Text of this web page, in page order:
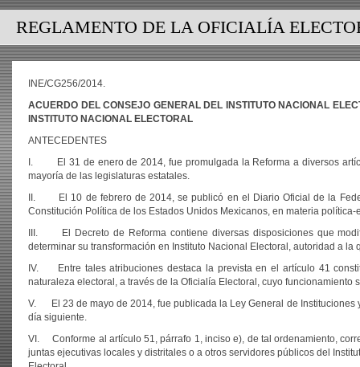
REGLAMENTO DE LA OFICIALÍA
INE/CG256/2014.
ACUERDO DEL CONSEJO GENERAL DEL INSTITUTO NACIONAL
INSTITUTO NACIONAL ELECTORAL
ANTECEDENTES
I. El 31 de enero de 2014, fue promulgada la Reforma a diversos
mayoría de las legislaturas estatales.
II. El 10 de febrero de 2014, se publicó en el Diario Oficial de la
Constitución Política de los Estados Unidos Mexicanos, en materia política-
III. El Decreto de Reforma contiene diversas disposiciones que
determinar su transformación en Instituto Nacional Electoral, autoridad a
IV. Entre tales atribuciones destaca la prevista en el artículo 41
naturaleza electoral, a través de la Oficialía Electoral, cuyo funcionamiento
V. El 23 de mayo de 2014, fue publicada la Ley General de Instituciones
día siguiente.
VI. Conforme al artículo 51, párrafo 1, inciso e), de tal ordenamiento,
juntas ejecutivas locales y distritales o a otros servidores públicos del